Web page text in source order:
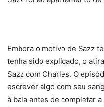
Embora o motivo de Sazz
tenha sido explicado, o
Sazz com Charles. O
escrever algo com seu
à bala antes de completar